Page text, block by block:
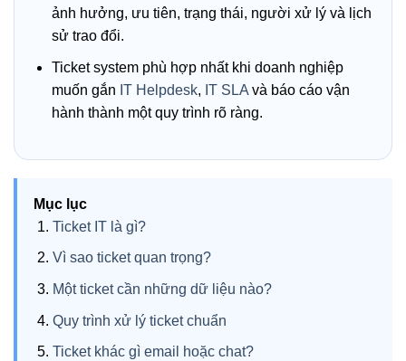
ảnh hưởng, ưu tiên, trạng thái, người xử lý và lịch
sử trao đổi.
Ticket system phù hợp nhất khi doanh nghiệp
muốn gắn IT Helpdesk, IT SLAvà báo cáo vận
hành thành một quy trình rõ ràng.
Mục lục
Ticket IT là gì?
Vì sao ticket quan trọng?
Một ticket cần những dữ liệu nào?
Quy trình xử lý ticket chuẩn
Ticket khác gì email hoặc chat?